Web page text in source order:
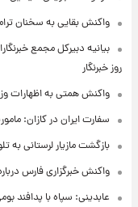
واکنش بقایی به سخنان
بیانیه دبیرکل مجمع
روز خبرنگار
واکنش همتی به اظهارات
سفارت ایران در کازان:
بازگشت مازیار لرستانی به
واکنش خبرگزاری فارس
عابدینی: سپاه با پدافند